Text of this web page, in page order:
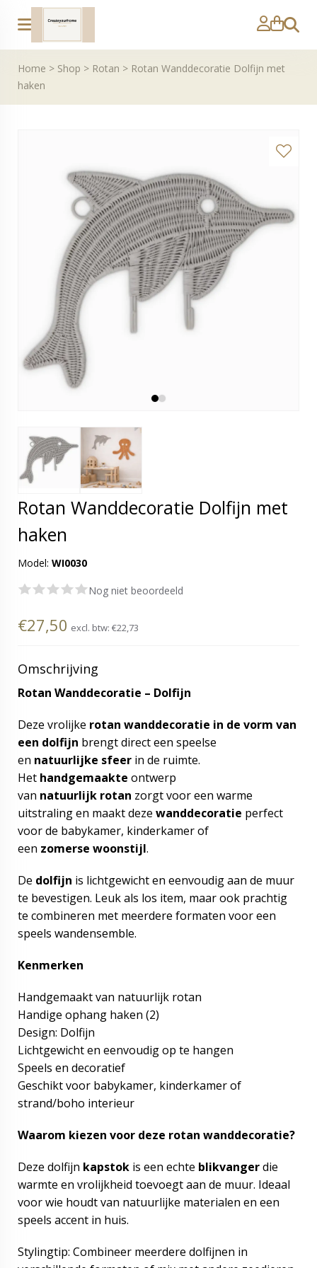
Zoeken
Home > Shop > Rotan > Rotan Wanddecoratie Dolfijn met
haken
Rotan Wanddecoratie Dolfijn met
haken
Model: WI0030
Nog niet beoordeeld
€27,50 excl. btw: €22,73
Omschrijving
Rotan Wanddecoratie – Dolfijn
Deze vrolijke rotan wanddecoratie in de vorm van
een dolfijn brengt direct een speelse
en natuurlijke sfeer in de ruimte.
Het handgemaakte ontwerp
van natuurlijk rotan zorgt voor een warme
uitstraling en maakt deze wanddecoratie perfect
voor de babykamer, kinderkamer of
een zomerse woonstijl.
De dolfijn is lichtgewicht en eenvoudig aan de muur
te bevestigen. Leuk als los item, maar ook prachtig
te combineren met meerdere formaten voor een
speels wandensemble.
Kenmerken
Handgemaakt van natuurlijk rotan
Handige ophang haken (2)
Design: Dolfijn
Lichtgewicht en eenvoudig op te hangen
Speels en decoratief
Geschikt voor babykamer, kinderkamer of
strand/boho interieur
Waarom kiezen voor deze rotan wanddecoratie?
Deze dolfijn kapstok is een echte blikvangerdie
warmte en vrolijkheid toevoegt aan de muur. Ideaal
voor wie houdt van natuurlijke materialen en een
speels accent in huis.
Stylingtip: Combineer meerdere dolfijnen in